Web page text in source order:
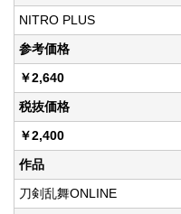
NITRO PLUS
参考価格
￥2,640
税抜価格
￥2,400
作品
刀剣乱舞ONLINE